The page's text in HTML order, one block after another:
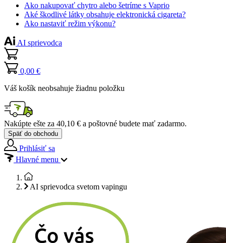
Ako nakupovať chytro alebo šetríme s Vaprio
Aké škodlivé látky obsahuje elektronická cigareta?
Ako nastaviť režim výkonu?
AI sprievodca
0,00 €
Váš košík neobsahuje žiadnu položku
Nakúpte ešte za 40,10 € a poštovné budete mať zadarmo.
Späť do obchodu
Prihlásiť sa
Hlavné menu
AI sprievodca svetom vapingu